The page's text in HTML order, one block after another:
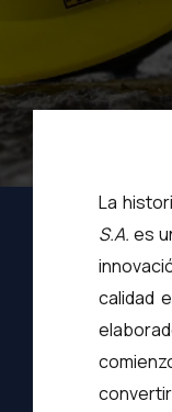
La
S.A. es
calidad